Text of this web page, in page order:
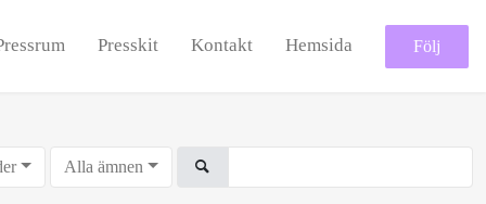
Presskit Kontakt Hemsida Följ
Alla ämnen